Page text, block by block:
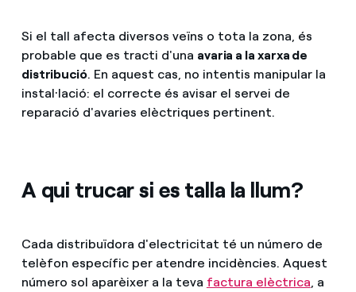
Si el tall afecta diversos veïns o tota la zona, és
probable que es tracti d'una avaria a la xarxa de
distribució. En aquest cas, no intentis manipular la
instal·lació: el correcte és avisar el servei de
reparació d'avaries elèctriques pertinent.
A qui trucar si es talla la llum?
Cada distribuïdora d'electricitat té un número de
telèfon específic per atendre incidències. Aquest
número sol aparèixer a la teva factura elèctrica , a